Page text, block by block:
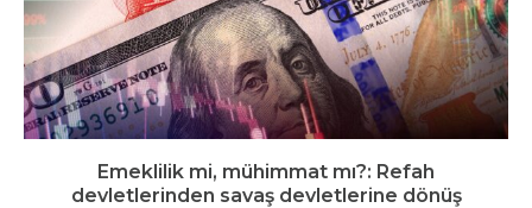
Emeklilik mi, mühimmat mı?: Refah
devletlerinden savaş devletlerine dönüş